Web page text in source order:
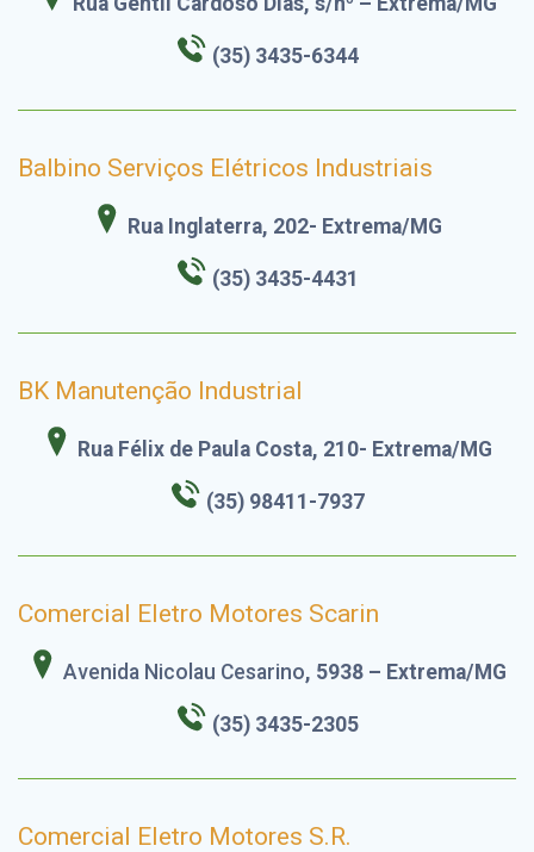
(35) 3435-6344
Balbino Serviços Elétricos Industriais
Rua Inglaterra, 202- Extrema/MG
(35) 3435-4431
BK Manutenção Industrial
Rua Félix de Paula Costa, 210- Extrema/MG
(35) 98411-7937
Comercial Eletro Motores Scarin
Avenida Nicolau Cesarino, 5938 – Extrema/MG
(35) 3435-2305
Comercial Eletro Motores S.R.